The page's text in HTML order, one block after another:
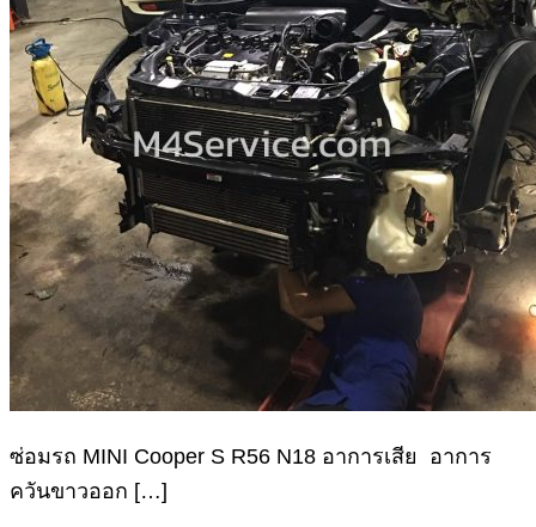
ซ่อมรถ MINI Cooper S R56 N18 อาการเสีย อาการ
ควันขาวออก […]